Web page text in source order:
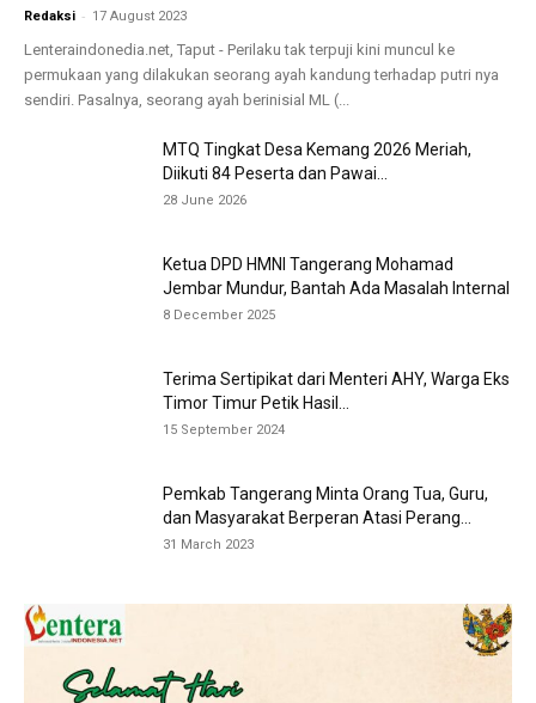
Redaksi - 17 August 2023
Lenteraindonedia.net, Taput - Perilaku tak terpuji kini muncul ke
permukaan yang dilakukan seorang ayah kandung terhadap putri nya
sendiri. Pasalnya, seorang ayah berinisial ML (...
MTQ Tingkat Desa Kemang 2026 Meriah,
Diikuti 84 Peserta dan Pawai...
28 June 2026
Ketua DPD HMNI Tangerang Mohamad
Jembar Mundur, Bantah Ada Masalah Internal
8 December 2025
Terima Sertipikat dari Menteri AHY, Warga Eks
Timor Timur Petik Hasil...
15 September 2024
Pemkab Tangerang Minta Orang Tua, Guru,
dan Masyarakat Berperan Atasi Perang...
31 March 2023